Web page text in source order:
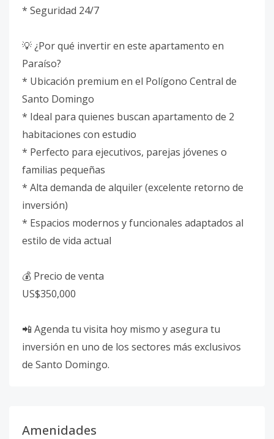
* Seguridad 24/7
💡 ¿Por qué invertir en este apartamento en
Paraíso?
* Ubicación premium en el Polígono Central de
Santo Domingo
* Ideal para quienes buscan apartamento de 2
habitaciones con estudio
* Perfecto para ejecutivos, parejas jóvenes o
familias pequeñas
* Alta demanda de alquiler (excelente retorno de
inversión)
* Espacios modernos y funcionales adaptados al
estilo de vida actual
💰 Precio de venta
US$350,000
📲 Agenda tu visita hoy mismo y asegura tu
inversión en uno de los sectores más exclusivos
de Santo Domingo.
Amenidades